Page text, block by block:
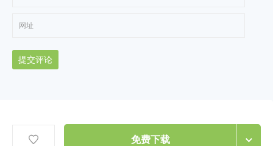
提交评论
免费下载